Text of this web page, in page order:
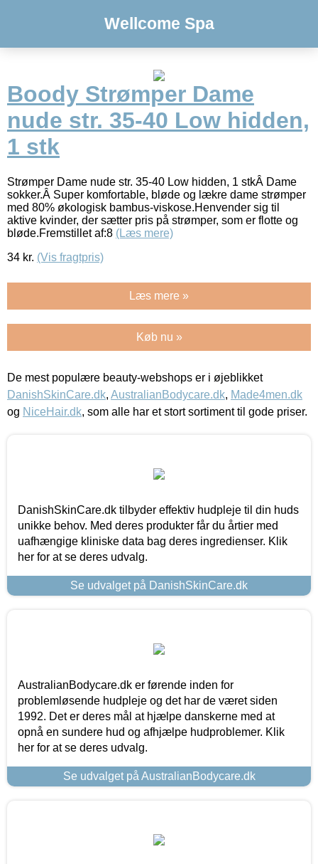
Wellcome Spa
Boody Strømper Dame
nude str. 35-40 Low hidden,
1 stk
Strømper Dame nude str. 35-40 Low hidden, 1 stkÂ Dame
sokker.Â Super komfortable, bløde og lækre dame strømper
med 80% økologisk bambus-viskose.Henvender sig til
aktive kvinder, der sætter pris på strømper, som er flotte og
bløde.Fremstillet af:8 (Læs mere)
34 kr. (Vis fragtpris)
Læs mere »
Køb nu »
De mest populære beauty-webshops er i øjeblikket
DanishSkinCare.dk, AustralianBodycare.dk, Made4men.dk
og NiceHair.dk, som alle har et stort sortiment til gode priser.
DanishSkinCare.dk tilbyder effektiv hudpleje til din huds
unikke behov. Med deres produkter får du årtier med
uafhængige kliniske data bag deres ingredienser. Klik
her for at se deres udvalg.
Se udvalget på DanishSkinCare.dk
AustralianBodycare.dk er førende inden for
problemløsende hudpleje og det har de været siden
1992. Det er deres mål at hjælpe danskerne med at
opnå en sundere hud og afhjælpe hudproblemer. Klik
her for at se deres udvalg.
Se udvalget på AustralianBodycare.dk